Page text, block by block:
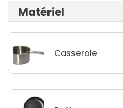
Matériel
Casserole